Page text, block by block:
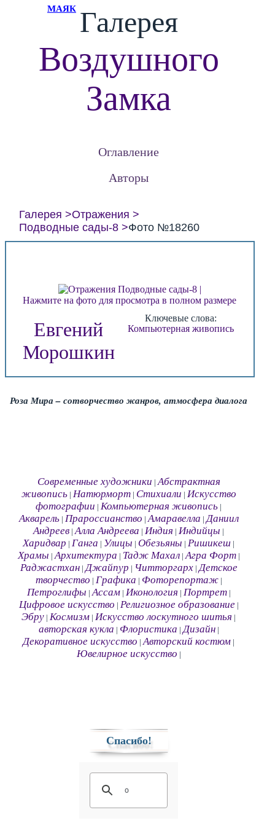
МАЯК Галерея
Воздушного
Замка
Оглавление
Авторы
Галерея
Отражения
Подводные сады-8
Фото №18260
Нажмите на фото для просмотра в полном размере
Евгений
Морошкин
Ключевые слова:
Компьютерная живопись
Роза Мира – сотворчество жанров, атмосфера диалога
Современные художники |Абстрактная
живопись| Натюрморт| Стихиали Искусство
фотографии |Компьютерная живопись
Акварель| Прароссианство |Амаравелла |Даниил
Андреев |Алла Андреева |Индия |Индийцы
Харидвар |Ганга Улицы |Обезьяны |Ришикеш
Храмы |Архитектура Тадж Махал|Агра Форт|
Раджастхан|Джайпур Читторгарх|Детское
творчество Графика Фоторепортаж|
Петроглифы |Ассам| Иконология Портрет|
Цифровое искусство Религиозное образование|
Эбру |Космизм |Искусство лоскутного шитья
авторская кукла Флористика |Дизайн|
Декоративное искусство |Авторский костюм
Ювелирное искусство
Спасибо!